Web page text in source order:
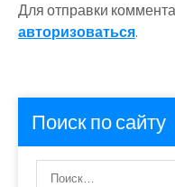
Для отправки
авторизоваться.
Поиск по сайту